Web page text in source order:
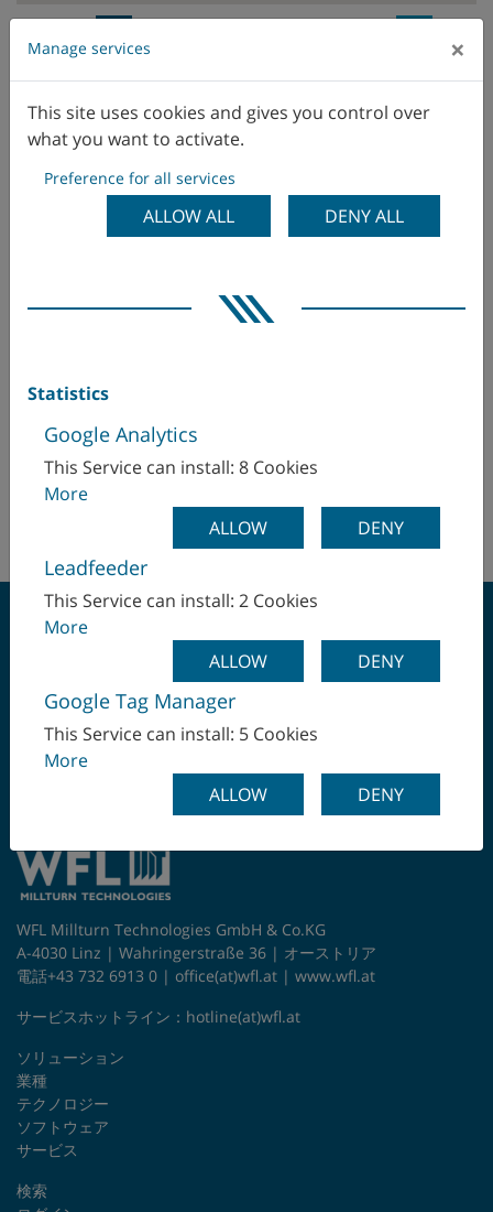
エクアドル
オランダ
オーストラリア
オーストリア
サウジアラビア
シンガポール
スイス
スウェーデン
スペイン
チェコ
チリ
トルコ
ドイツ
ニュージーランド
ハンガリー
フィンランド
フランス
Vertreter
WFL Millturn Technologies GmbH & Co. KG
4030 Linz
Hr. Christian Jagersberger
+43 732 6913/5944
+43 664 3084863
ワンチャッキングで最
終工程まで
WFL Millturn Technologies GmbH & Co.KG
A-4030 Linz | Wahringerstraße 36 | オーストリア
電話+43 732 6913 0 | office(at)wfl.at | www.wfl.at
サービスホットライン： hotline(at)wfl.at
ソリューション
業種
テクノロジー
ソフトウェア
サービス
検索
Manage services ×
This site uses cookies and gives you control over
what you want to activate.
Preference for all services
ALLOW ALL DENY ALL
Statistics
Google Analytics
This Service can install: 8 Cookies
More
ALLOW
DENY
Leadfeeder
This Service can install: 2 Cookies
More
ALLOW
DENY
Google Tag Manager
This Service can install: 5 Cookies
More
ALLOW
DENY